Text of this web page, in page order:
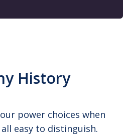
History
power choices when
easy to distinguish.